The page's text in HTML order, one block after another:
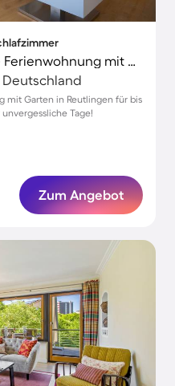
Familienfreundliche tolle Ferienwohnung mit Garten und Terrasse | Stadtblick | Ideal für Homeoffice
mit Garten in Reutlingen für bis
Tage!
Zum Angebot